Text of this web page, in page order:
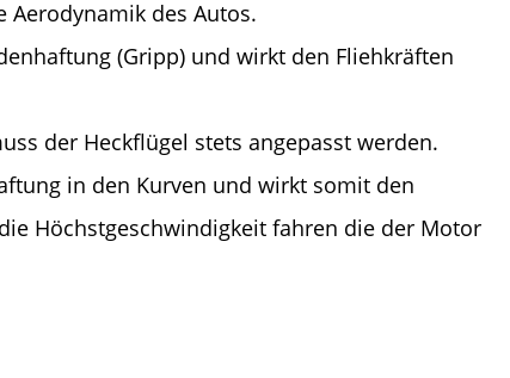
des Autos.
(Gripp) und wirkt den Fliehkräften
der Heckflügel stets angepasst werden.
in den Kurven und wirkt somit den
Höchstgeschwindigkeit fahren die der Motor